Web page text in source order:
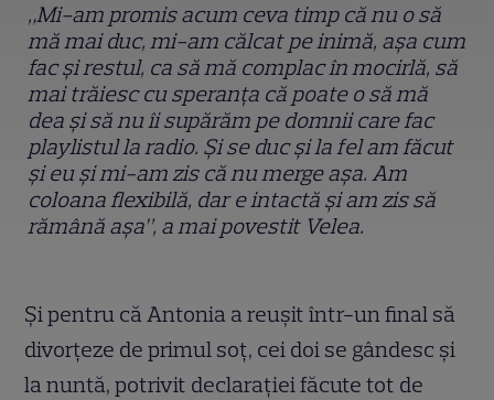
„Mi-am promis acum ceva timp că nu o să
mă mai duc, mi-am călcat pe inimă, așa cum
fac și restul, ca să mă complac în mocirlă, să
mai trăiesc cu speranța că poate o să mă
dea și să nu îi supărăm pe domnii care fac
playlistul la radio. Și se duc și la fel am făcut
și eu și mi-am zis că nu merge așa. Am
coloana flexibilă, dar e intactă și am zis să
rămână așa”, a mai povestit Velea.
Și pentru că Antonia a reușit într-un final să
divorțeze de primul soț, cei doi se gândesc și
la nuntă, potrivit declarației făcute tot de